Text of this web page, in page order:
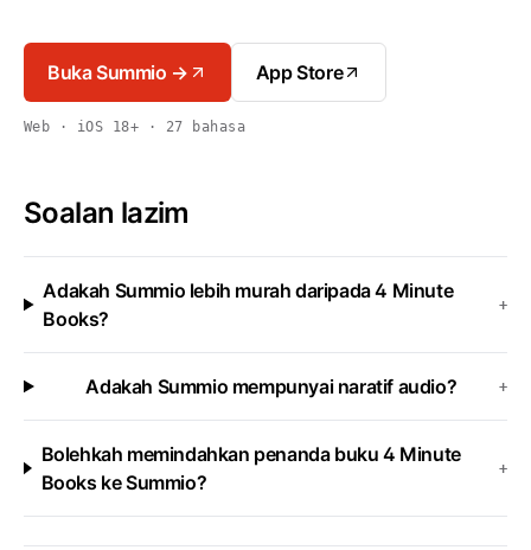
Buka Summio → App Store
Web · iOS 18+ · 27 bahasa
Soalan lazim
Adakah Summio lebih murah daripada 4 Minute
Books?
+
Adakah Summio mempunyai naratif audio? +
Bolehkah memindahkan penanda buku 4 Minute
Books ke Summio?
+